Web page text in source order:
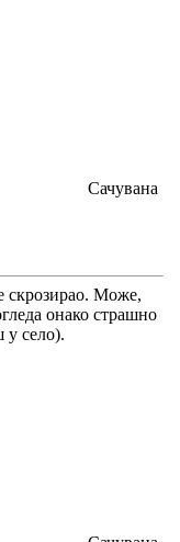
Сачувана
скрозирао. Може,
онако страшно
у село).